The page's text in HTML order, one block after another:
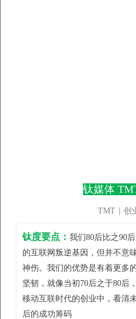
钛媒体
TMT｜创
钛度要点： 我们80后比之90
的互联网叛逆基因，但并不意
神伤。我们的优势是有着更多
坚韧，就像当初70后之于80后
移动互联时代的创业中，看清
后的成功筹码